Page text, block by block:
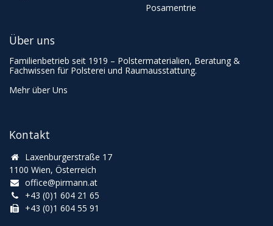
Posamentrie
Kontakt
Laxenburgerstraße 17
1100 Wien, Österreich
office@pirmann.at
+43 (0)1 604 21 65
+43 (0)1 604 55 91
Über uns
Familienbetrieb seit 1919 – Polstermaterialien, Beratung &
Fachwissen für Polsterei und Raumausstattung.
Mehr über Uns